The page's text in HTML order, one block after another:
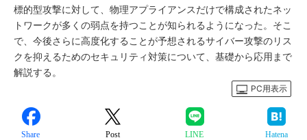
標的型攻撃に対して、物理アプライアンスだけで構成されたネッ
トワークが多くの弱点を持つことが知られるようになった。そこ
で、今後さらに高度化することが予想されるサイバー攻撃のリス
クを抑えるためのセキュリティ対策について、基礎から応用まで
解説する。
PC用表示
Share Post LINE Hatena